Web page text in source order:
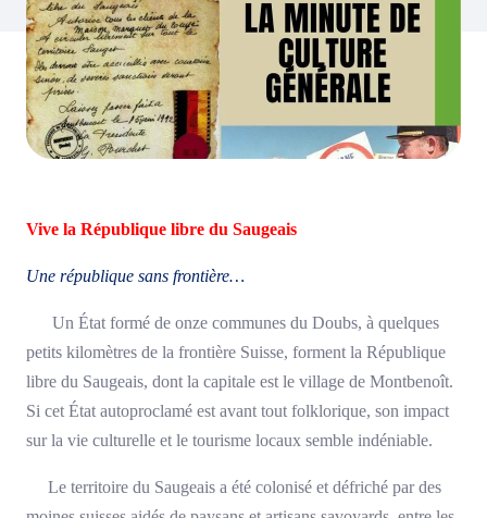
Vive la République libre du Saugeais
Une république sans frontière…
Un État formé de onze communes du Doubs, à quelques
petits kilomètres de la frontière Suisse, forment la République
libre du Saugeais, dont la capitale est le village de Montbenoît.
Si cet État autoproclamé est avant tout folklorique, son impact
sur la vie culturelle et le tourisme locaux semble indéniable.
Le territoire du Saugeais a été colonisé et défriché par des